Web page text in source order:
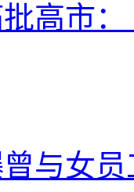
高市
与女